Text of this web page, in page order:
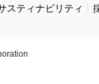
スティナビリティ